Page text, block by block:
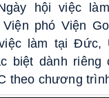
hội việc
phó Viện
làm tại Đức,
biệt dành riêng
theo chương